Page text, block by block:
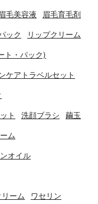
毛美容液 眉毛育毛剤
ック リップクリーム
ト・パック)
ケアトラベルセット
ト 洗顔ブラシ 繭玉
ム
オイル
ーム ワセリン